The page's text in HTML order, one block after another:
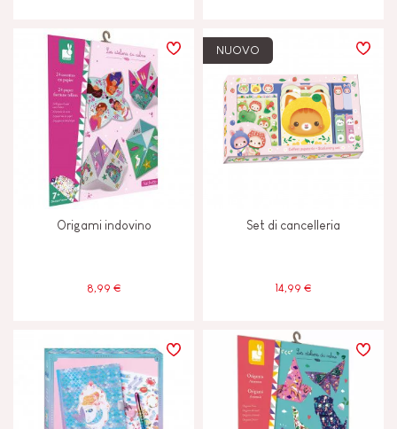
Origami indovino
8,99 €
NUOVO
Set di cancelleria
14,99 €